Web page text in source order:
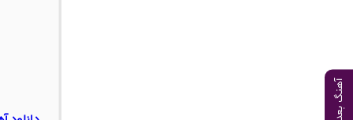
آهنگ بعدی